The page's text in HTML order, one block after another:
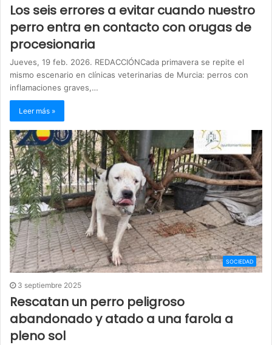
Los seis errores a evitar cuando nuestro
perro entra en contacto con orugas de
procesionaria
Jueves, 19 feb. 2026. REDACCIÓNCada primavera se repite el
mismo escenario en clínicas veterinarias de Murcia: perros con
inflamaciones graves,…
Leer más »
SOCIEDAD
3 septiembre 2025
Rescatan un perro peligroso
abandonado y atado a una farola a
pleno sol